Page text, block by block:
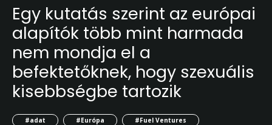
Egy kutatás szerint az európai
alapítók több mint harmada
nem mondja el a
befektetőknek, hogy szexuális
kisebbségbe tartozik
#adat #Európa
#Fuel Ventures